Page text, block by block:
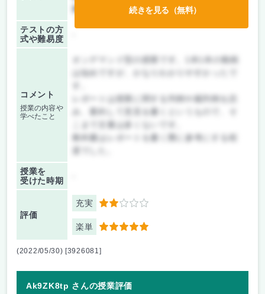
テストなし
テストの方
式や難易度
コメント
授業の内容や
学べたこと
オンデマンド型の授業です。1本1本の動画
は短めですが、かなりわかりやすかったで
レポートは授業に関する判例や裁判例を読
み、要約して意見を書くというもので、そ
教科書はレポートを書く際に参考にする程
授業を
受けた時期
評価
充実 2
楽単 5
続きを見る（無料）
(2022/05/30) [3926081]
Ak9ZK8tp さんの授業評価